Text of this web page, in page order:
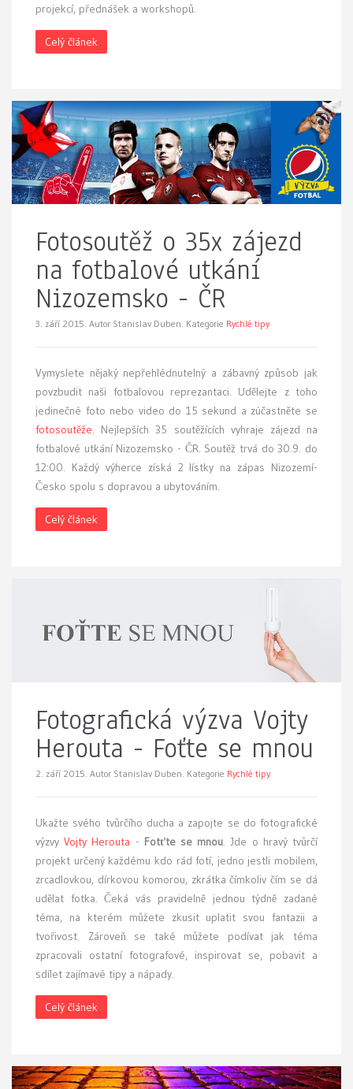
projekcí, přednášek a workshopů.
Celý článek
Fotosoutěž o 35x zájezd
na fotbalové utkání
Nizozemsko - ČR
3. září 2015. Autor Stanislav Duben. Kategorie Rychlé tipy
Vymyslete nějaký nepřehlédnutelný a zábavný způsob jak
povzbudit naši fotbalovou reprezantaci. Udělejte z toho
jedinečné foto nebo video do 15 sekund a zúčastněte se
fotosoutěže. Nejlepších 35 soutěžících vyhraje zájezd na
fotbalové utkání Nizozemsko - ČR. Soutěž trvá do 30.9. do
12:00. Každý výherce získá 2 lístky na zápas Nizozemí-
Česko spolu s dopravou a ubytováním.
Celý článek
Fotografická výzva Vojty
Herouta - Foťte se mnou
2. září 2015. Autor Stanislav Duben. Kategorie Rychlé tipy
Ukažte svého tvůrčího ducha a zapojte se do fotografické
výzvyVojty Herouta - Fotťte se mnou. Jde o hravý tvůrčí
projekt určený každému kdo rád fotí, jedno jestli mobilem,
zrcadlovkou, dírkovou komorou, zkrátka čímkoliv čím se dá
udělat fotka. Čeká vás pravidelně jednou týdně zadané
téma, na kterém můžete zkusit uplatit svou fantazii a
tvořivost. Zároveň se také můžete podívat jak téma
zpracovali ostatní fotografové, inspirovat se, pobavit a
sdílet zajímavé tipy a nápady.
Celý článek